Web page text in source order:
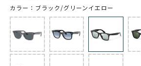
カラー：ブラック/グリーンイエロー